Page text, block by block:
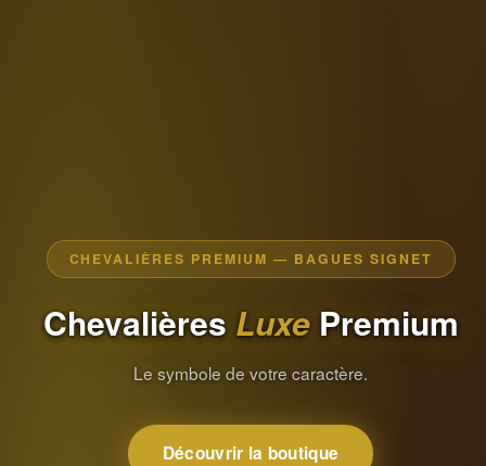
CHEVALIÈRES PREMIUM — BAGUES SIGNET
ChevalièresLuxePremium
Le symbole de votre caractère.
Découvrir la boutique